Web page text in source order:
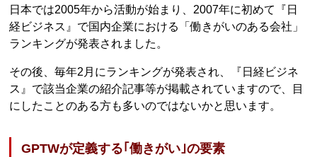
日本では2005年から活動が始まり、2007年に初めて『日
経ビジネス』で国内企業における「働きがいのある会社」
ランキングが発表されました。
その後、毎年2月にランキングが発表され、『日経ビジネ
ス』で該当企業の紹介記事等が掲載されていますので、目
にしたことのある方も多いのではないかと思います。
GPTWが定義する｢働きがい｣の要素